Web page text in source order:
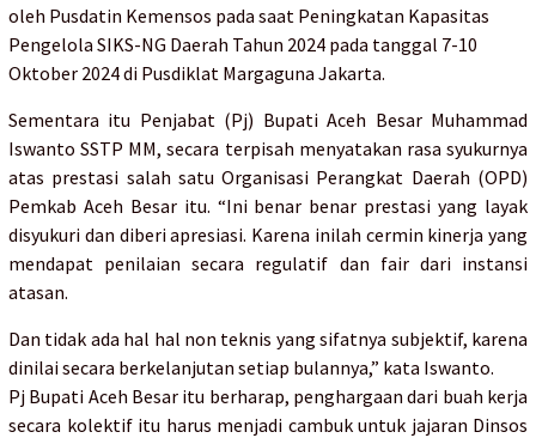
oleh Pusdatin Kemensos pada saat Peningkatan Kapasitas
Pengelola SIKS-NG Daerah Tahun 2024 pada tanggal 7-10
Oktober 2024 di Pusdiklat Margaguna Jakarta.
Sementara itu Penjabat (Pj) Bupati Aceh Besar Muhammad
Iswanto SSTP MM, secara terpisah menyatakan rasa syukurnya
atas prestasi salah satu Organisasi Perangkat Daerah (OPD)
Pemkab Aceh Besar itu. “Ini benar benar prestasi yang layak
disyukuri dan diberi apresiasi. Karena inilah cermin kinerja yang
mendapat penilaian secara regulatif dan fair dari instansi
atasan.
Dan tidak ada hal hal non teknis yang sifatnya subjektif, karena
dinilai secara berkelanjutan setiap bulannya,” kata Iswanto.
Pj Bupati Aceh Besar itu berharap, penghargaan dari buah kerja
secara kolektif itu harus menjadi cambuk untuk jajaran Dinsos